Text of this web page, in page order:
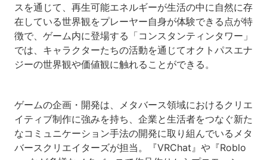
スを通じて、再生可能エネルギーが生活の中に自然に存
在している世界観をプレーヤー自身が体験できる点が特
徴で、ゲーム内に登場する「コンスタンティンタワー」
では、キャラクターたちの活動を通じてオクトパスエナ
ジーの世界観や価値観に触れることができる。
ゲームの企画・開発は、メタバース領域におけるクリエ
イティブ制作に強みを持ち、企業と生活者をつなぐ新た
なコミュニケーション手法の開発に取り組んでいるメタ
バースクリエイターズが担当。『VRChat』や『Roblo